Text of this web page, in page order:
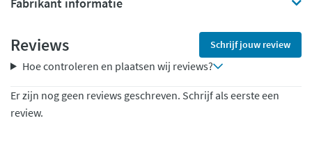
Reviews Schrijf jouw review
Hoe controleren en plaatsen wij reviews?
Er zijn nog geen reviews geschreven. Schrijf als eerste een
review.